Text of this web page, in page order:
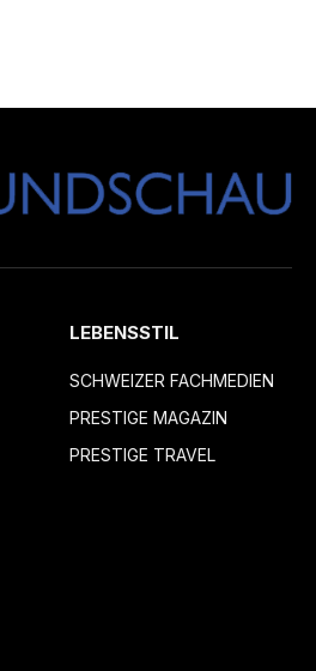
LEBENSSTIL
SCHWEIZER FACHMEDIEN
PRESTIGE MAGAZIN
PRESTIGE TRAVEL